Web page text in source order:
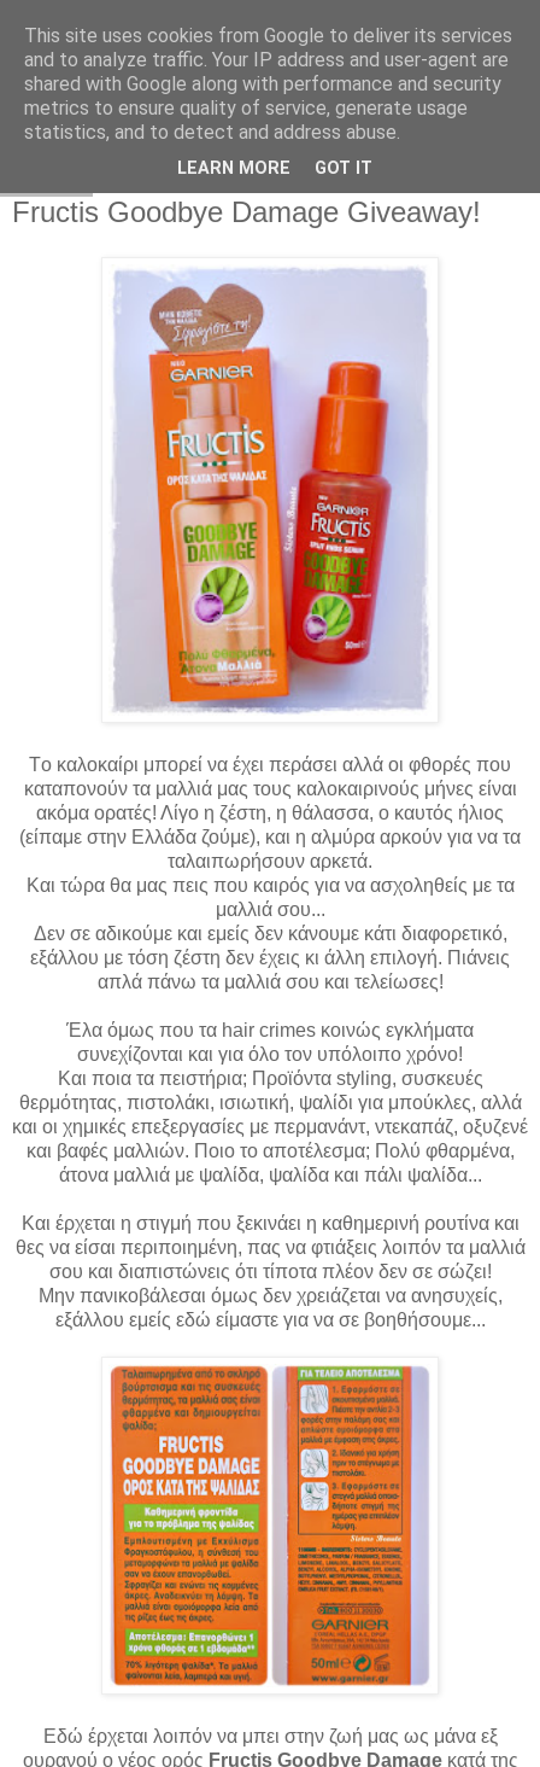
Fructis Goodbye Damage Giveaway!
Τo καλοκαίρι μπορεί να έχει περάσει αλλά οι φθορές που
καταπονούν τα μαλλιά μας τους καλοκαιρινούς μήνες είναι
ακόμα ορατές! Λίγο η ζέστη, η θάλασσα, ο καυτός ήλιος
(είπαμε στην Ελλάδα ζούμε), και η αλμύρα αρκούν για να τα
ταλαιπωρήσουν αρκετά.
Και τώρα θα μας πεις που καιρός για να ασχοληθείς με τα
μαλλιά σου...
Δεν σε αδικούμε και εμείς δεν κάνουμε κάτι διαφορετικό,
εξάλλου με τόση ζέστη δεν έχεις κι άλλη επιλογή. Πιάνεις
απλά πάνω τα μαλλιά σου και τελείωσες!
Έλα όμως που τα hair crimes κοινώς εγκλήματα
συνεχίζονται και για όλο τον υπόλοιπο χρόνο!
Και ποια τα πειστήρια; Προϊόντα styling, συσκευές
θερμότητας, πιστολάκι, ισιωτική, ψαλίδι για μπούκλες, αλλά
και οι χημικές επεξεργασίες με περμανάντ, ντεκαπάζ, οξυζενέ
και βαφές μαλλιών. Ποιο το αποτέλεσμα; Πολύ φθαρμένα,
άτονα μαλλιά με ψαλίδα, ψαλίδα και πάλι ψαλίδα...
Και έρχεται η στιγμή που ξεκινάει η καθημερινή ρουτίνα και
θες να είσαι περιποιημένη, πας να φτιάξεις λοιπόν τα μαλλιά
σου και διαπιστώνεις ότι τίποτα πλέον δεν σε σώζει!
Μην πανικοβάλεσαι όμως δεν χρειάζεται να ανησυχείς,
εξάλλου εμείς εδώ είμαστε για να σε βοηθήσουμε...
Εδώ έρχεται λοιπόν να μπει στην ζωή μας ως μάνα εξ
ουρανού ο νέος ορός Fructis Goodbye Damage κατά της
This site uses cookies from Google to deliver its services
and to analyze traffic. Your IP address and user-agent are
shared with Google along with performance and security
metrics to ensure quality of service, generate usage
statistics, and to detect and address abuse.
LEARN MORE GOT IT